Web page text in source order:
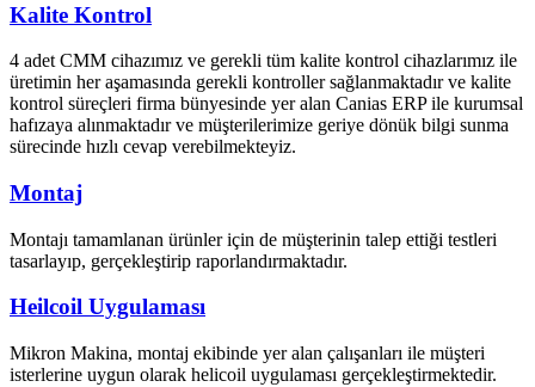
Kalite Kontrol
4 adet CMM cihazımız ve gerekli tüm kalite kontrol cihazlarımız ile
üretimin her aşamasında gerekli kontroller sağlanmaktadır ve kalite
kontrol süreçleri firma bünyesinde yer alan Canias ERP ile kurumsal
hafızaya alınmaktadır ve müşterilerimize geriye dönük bilgi sunma
sürecinde hızlı cevap verebilmekteyiz.
Montaj
Montajı tamamlanan ürünler için de müşterinin talep ettiği testleri
tasarlayıp, gerçekleştirip raporlandırmaktadır.
Heilcoil Uygulaması
Mikron Makina, montaj ekibinde yer alan çalışanları ile müşteri
isterlerine uygun olarak helicoil uygulaması gerçekleştirmektedir.